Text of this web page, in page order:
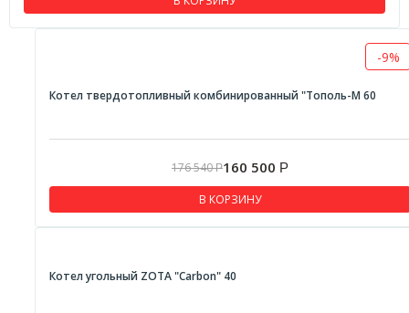
-9%
Котел твердотопливный комбинированный "Тополь-М 60
176 540Р160 500 Р
В КОРЗИНУ
Котел угольный ZOTA "Carbon" 40